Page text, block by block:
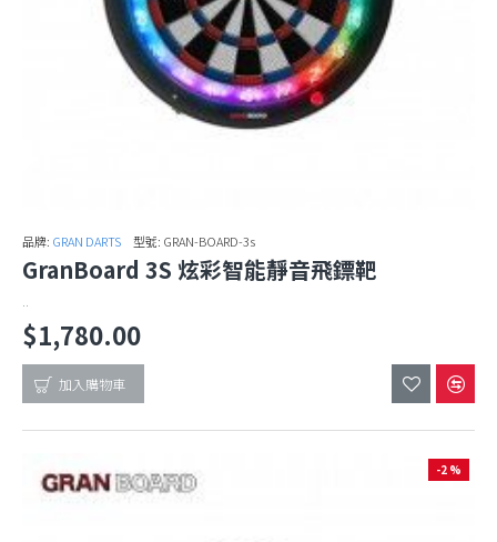
品牌: GRAN DARTS 型號: GRAN-BOARD-3s
GranBoard 3S 炫彩智能靜音飛鏢靶
..
$1,780.00
加入購物車
-2 %